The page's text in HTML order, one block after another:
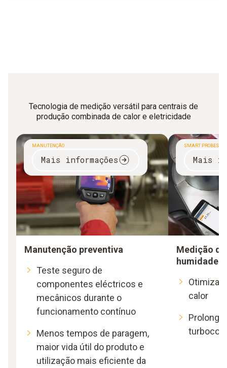
Tecnologia de medição versátil para centrais de
produção combinada de calor e eletricidade
MANUTENÇÃO
Mais informações
Manutenção preventiva
Teste seguro de
componentes eléctricos e
mecânicos durante o
funcionamento contínuo
Menos tempos de paragem,
maior vida útil do produto e
utilização mais eficiente da
SMART PROBES
Mais
Medição
humidade
calor